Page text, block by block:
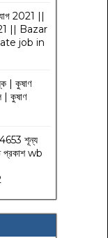
2021 ||
|| Bazar
job in
| কুষাণ
| কুষাণ
শূন্য
প্রকাশ wb